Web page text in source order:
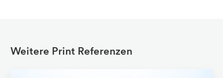
Weitere Print Referenzen